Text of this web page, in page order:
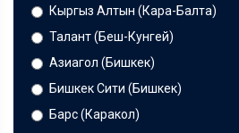
Кыргыз Алтын (Кара-Балта)
Талант (Беш-Кунгей)
Азиагол (Бишкек)
Бишкек Сити (Бишкек)
Барс (Каракол)